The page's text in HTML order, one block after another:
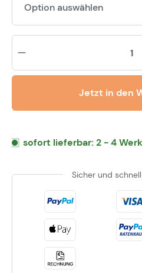
Option auswählen
Jetzt in den
sofort lieferbar: 2 - 4
Sicher und